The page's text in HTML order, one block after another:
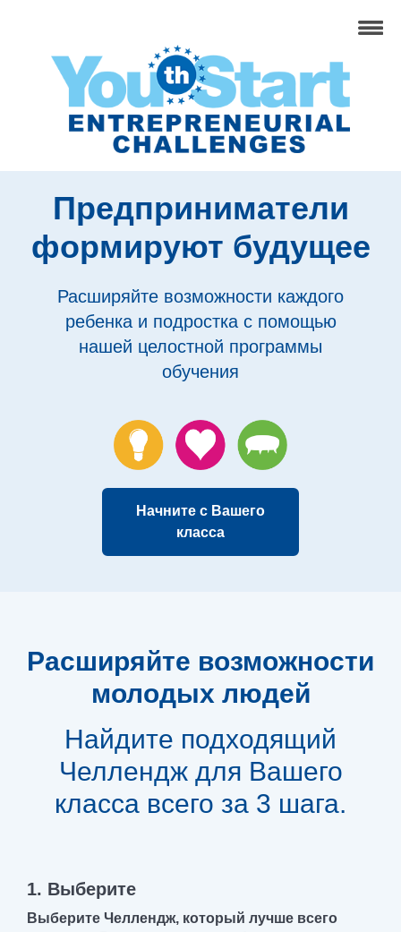
Предприниматели
формируют будущее
Расширяйте возможности каждого
ребенка и подростка с помощью
нашей целостной программы
обучения
Начните с Вашего
класса
Расширяйте возможности
молодых людей
Найдите подходящий
Челлендж для Вашего
класса всего за 3 шага.
1. Выберите
Выберите Челлендж, который лучше всего